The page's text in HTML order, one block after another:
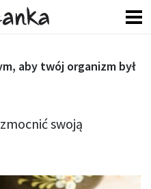
swoją
aby twój organizm był